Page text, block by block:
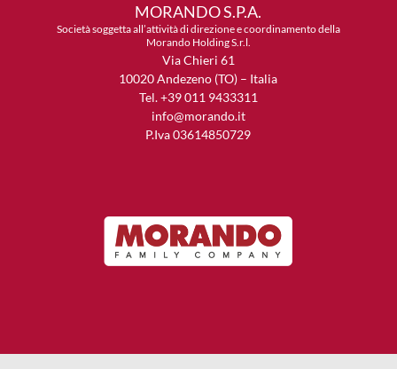
MORANDO S.P.A.
Società soggetta all’attività di direzione e coordinamento della
Morando Holding S.r.l.
Via Chieri 61
10020 Andezeno (TO) – Italia
Tel. +39 011 9433311
info@morando.it
P.Iva 03614850729